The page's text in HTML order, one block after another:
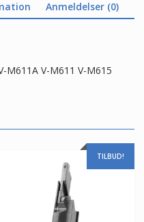
Anmeldelser (0)
M611A V-M611 V-M615
TILBUD!